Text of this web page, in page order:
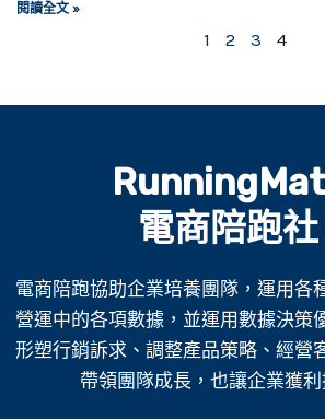
閱讀全文 »
1 2 3 4
電商陪跑社
電商陪跑協助企業培養團隊，運用各
營運中的各項數據，並運用數據決策
形塑行銷訴求、調整產品策略、經營
帶領團隊成長，也讓企業獲利